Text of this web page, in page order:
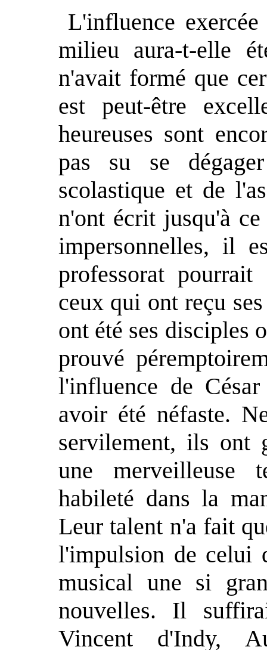
L'influence
milieu aura-t-elle
n'avait formé que
est peut-être
heureuses sont
pas su se
scolastique et de
n'ont écrit jusqu'à
impersonnelles, il
professorat
ceux qui ont reçu
ont été ses disciples
prouvé
l'influence de
avoir été néfaste.
servilement, ils ont
une merveilleuse
habileté dans la
Leur talent n'a fait
l'impulsion de celui
musical une si
nouvelles. Il
Vincent d'Indy,